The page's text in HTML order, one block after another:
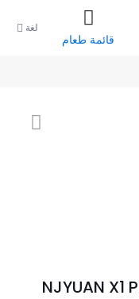
قائمة طعام
لغة
NJYUAN